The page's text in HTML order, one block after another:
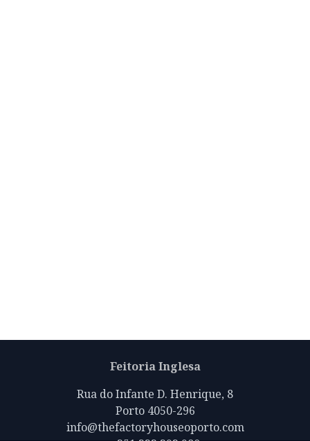
Feitoria Inglesa
Rua do Infante D. Henrique, 8
Porto 4050-296
info@thefactoryhouseoporto.com